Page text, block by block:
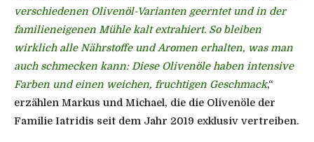
verschiedenen Olivenöl-Varianten geerntet und in der
familieneigenen Mühle kalt extrahiert. So bleiben
wirklich alle Nährstoffe und Aromen erhalten, was man
auch schmecken kann: Diese Olivenöle haben intensive
Farben und einen weichen, fruchtigen Geschmack,“
erzählen Markus und Michael, die die Olivenöle der
Familie Iatridis seit dem Jahr 2019 exklusiv vertreiben.